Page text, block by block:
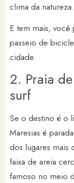
clima da natureza.
E tem mais,
passeio de
cidade.
2. Praia
surf
Se o destino é o
Maresias é
dos lugares mais
faixa de areia
famoso no meio